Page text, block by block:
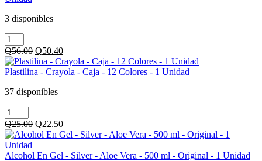
cantidad
Unidad
-
Onzas
-
Celeste
-
Unidad
3 disponibles
Estuche
-
Sierra
Madre
Gris
Tela
-
Grande
-
Portalapiz
Q56.00 Original
price
was:
Q50.40Current
price
is:
Plastilina - Crayola - Caja - 12 Colores - 1 Unidad
37 disponibles
Plastilina
-
Crayola
-
Caja
Q25.00 Original
price
Q25.00.
Q22.50Current
price
Q22.50.
Alcohol En Gel - Silver - Aloe Vera - 500 ml - Original - 1 Unidad